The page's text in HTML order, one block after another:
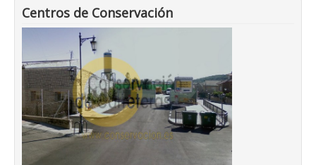
Centros de Conservación